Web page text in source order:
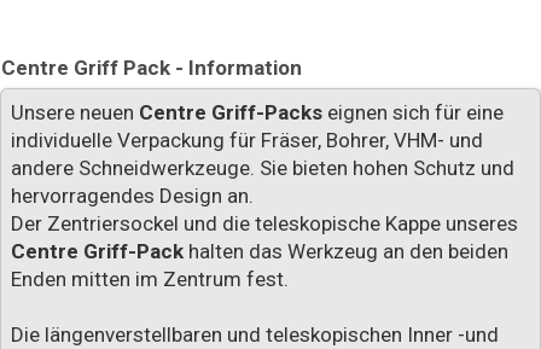
Centre Griff Pack - Information
Unsere neuen Centre Griff-Packs eignen sich für eine
individuelle Verpackung für Fräser, Bohrer, VHM- und
andere Schneidwerkzeuge. Sie bieten hohen Schutz und
hervorragendes Design an.
Der Zentriersockel und die teleskopische Kappe unseres
Centre Griff-Pack halten das Werkzeug an den beiden
Enden mitten im Zentrum fest.
Die längenverstellbaren und teleskopischen Inner -und